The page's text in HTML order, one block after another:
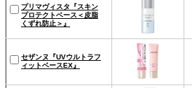
プリマヴィスタ『スキン
プロテクトベース＜皮脂
くずれ防止＞』
セザンヌ『UVウルトラフ
ィットベースEX』